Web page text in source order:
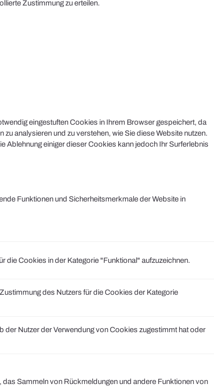
Zustimmung zu erteilen.
eingestuften Cookies in Ihrem Browser gespeichert, da
analysieren und zu verstehen, wie Sie diese Website nutzen.
Ablehnung einiger dieser Cookies kann jedoch Ihr Surferlebnis
Funktionen und Sicherheitsmerkmale der Website in
Cookies in der Kategorie "Funktional" aufzuzeichnen.
des Nutzers für die Cookies der Kategorie
Nutzer der Verwendung von Cookies zugestimmt hat oder
Sammeln von Rückmeldungen und andere Funktionen von